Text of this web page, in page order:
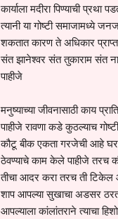
कार्याला मदीरा पिण्याची प्रथा
त्यानी या गोष्टी समाजामध्ये
शकतात कारण ते अधिकार
संत झानेश्वर संत तुकाराम संत
पाहीजे
मनुष्याच्या जीवनासाठी काय
पाहीजे रावणा कडे कुठल्याच
कौटू बीक एकता गरजेची आहे
ठेवण्याचे काम केले पाहीजे तरच
तीचा आदर करा तरच ती टिकेल
शाप आपल्या सुखाचा अडसर
आपल्याला कांलांतराने त्याचा